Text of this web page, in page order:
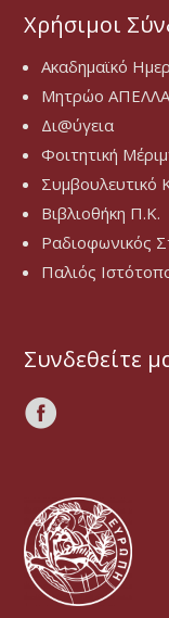
Χρήσιμοι
Ακαδημαϊκό
Μητρώο
Δι@ύγεια
Φοιτητική
Συμβουλευτικό
Βιβλιοθήκη Π.Κ.
Ραδιοφωνικός
Παλιός
Συνδεθείτε